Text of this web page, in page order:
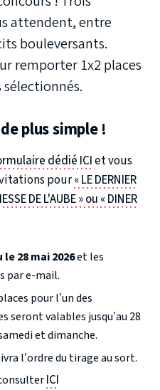
attendent, entre
bouleversants.
remporter 1x2 places
sélectionnés.
plus simple !
dédié ICIet vous
pour« LE DERNIER
DE L'AUBE » ou « DINER
28 mai 2026et les
par e-mail.
pour l’un des
seront valables jusqu’au 28
et dimanche.
l’ordre du tirage au sort.
ICI